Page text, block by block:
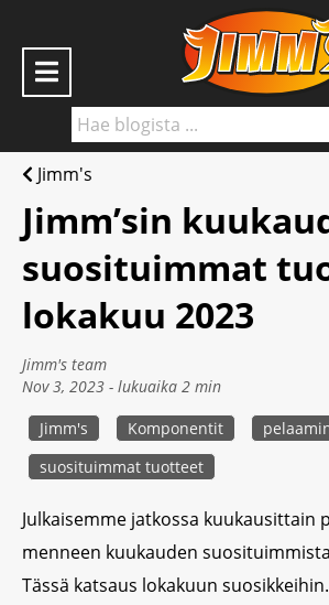
t
Behind the scenes
Jimm’s B2B
Jimm's
Jimm’sin
suosituimmat
lokakuu 2023
Jimm's team
Nov 3, 2023 - lukuaika 2 min
Jimm's
Komponentit
suosituimmat tuotteet
Julkaisemme jatkossa kuukausittain
menneen kuukauden
Tässä katsaus lokakuun suosikkeihin.